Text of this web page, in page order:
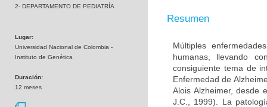
2- DEPARTAMENTO DE PEDIATRÍA
Lugar:
Universidad Nacional de Colombia -
Instituto de Genética
Duración:
12 meses
Resumen
Múltiples
humanas, llevando
consiguiente tema de
Enfermedad de
Alois Alzheimer, desde
J.C., 1999). La